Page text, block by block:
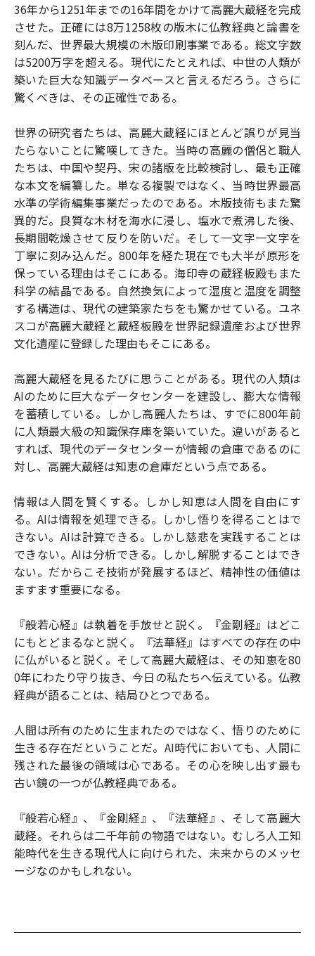
36年から1251年までの16年間をかけて高麗大蔵経を完成
させた。正確には8万1258枚の版木に仏教経典と論書を
刻んだ、世界最大規模の木版印刷事業である。総文字数
は5200万字を超える。現代にたとえれば、中世の人類が
築いた巨大な知識データベースと言えるだろう。さらに
驚くべきは、その正確性である。
世界の研究者たちは、高麗大蔵経にほとんど誤りが見当
たらないことに驚嘆してきた。当時の高麗の僧侶と職人
たちは、中国や契丹、宋の諸版を比較検討し、最も正確
な本文を編纂した。単なる複製ではなく、当時世界最高
水準の学術編集事業だったのである。木版技術もまた驚
異的だ。良質な木材を海水に浸し、塩水で煮沸した後、
長期間乾燥させて反りを防いだ。そして一文字一文字を
丁寧に刻み込んだ。800年を経た現在でも大半が原形を
保っている理由はそこにある。海印寺の蔵経板殿もまた
科学の結晶である。自然換気によって湿度と温度を調整
する構造は、現代の建築家たちをも驚かせている。ユネ
スコが高麗大蔵経と蔵経板殿を世界記録遺産および世界
文化遺産に登録した理由もそこにある。
高麗大蔵経を見るたびに思うことがある。現代の人類は
AIのために巨大なデータセンターを建設し、膨大な情報
を蓄積している。しかし高麗人たちは、すでに800年前
に人類最大級の知識保存庫を築いていた。違いがあると
すれば、現代のデータセンターが情報の倉庫であるのに
対し、高麗大蔵経は知恵の倉庫だという点である。
情報は人間を賢くする。しかし知恵は人間を自由にす
る。AIは情報を処理できる。しかし悟りを得ることはで
きない。AIは計算できる。しかし慈悲を実践することは
できない。AIは分析できる。しかし解脱することはでき
ない。だからこそ技術が発展するほど、精神性の価値は
ますます重要になる。
『般若心経』は執着を手放せと説く。『金剛経』はどこ
にもとどまるなと説く。『法華経』はすべての存在の中
に仏がいると説く。そして高麗大蔵経は、その知恵を80
0年にわたり守り抜き、今日の私たちへ伝えている。仏教
経典が語ることは、結局ひとつである。
人間は所有のために生まれたのではなく、悟りのために
生きる存在だということだ。AI時代においても、人間に
残された最後の領域は心である。その心を映し出す最も
古い鏡の一つが仏教経典である。
『般若心経』、『金剛経』、『法華経』、そして高麗大
蔵経。それらは二千年前の物語ではない。むしろ人工知
能時代を生きる現代人に向けられた、未来からのメッセ
ージなのかもしれない。